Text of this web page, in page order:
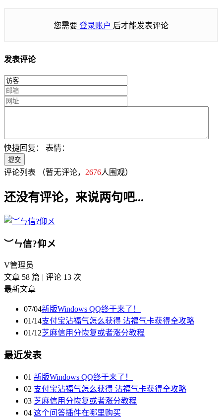
您需要 登录账户 后才能发表评论
发表评论
快捷回复： 表情：
评论列表 （暂无评论， 2676人围观）
还没有评论，来说两句吧...
︶ㄣ信?仰メ
V管理员
文章 58 篇 | 评论 13 次
最新文章
07/04新版Windows QQ终于来了！
01/14支付宝沾福气怎么获得 沾福气卡获得全攻略
01/12芝麻信用分恢复或者涨分教程
最近发表
01 新版Windows QQ终于来了！
02 支付宝沾福气怎么获得 沾福气卡获得全攻略
03 芝麻信用分恢复或者涨分教程
04 这个问答插件在哪里购买